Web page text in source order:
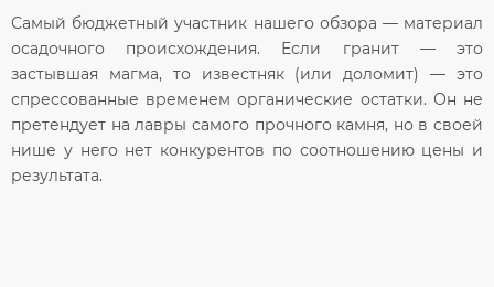
Самый бюджетный участник нашего обзора — материал
осадочного происхождения. Если гранит — это
застывшая магма, то известняк (или доломит) — это
спрессованные временем органические остатки. Он не
претендует на лавры самого прочного камня, но в своей
нише у него нет конкурентов по соотношению цены и
результата.